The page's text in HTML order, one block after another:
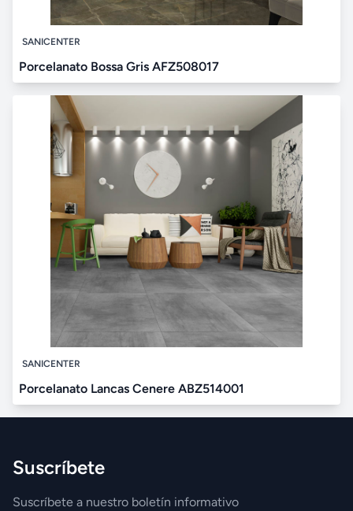
SANICENTER
Porcelanato Bossa Gris AFZ508017
SANICENTER
Porcelanato Lancas Cenere ABZ514001
Suscríbete
Suscríbete a nuestro boletín informativo